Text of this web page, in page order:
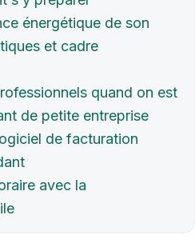
énergétique de son
et cadre
quand on est
de petite entreprise
de facturation
avec la